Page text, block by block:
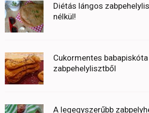
Diétás lángos
nélkül!
Cukormentes
zabpehelylisztből
A legegyszerűbb